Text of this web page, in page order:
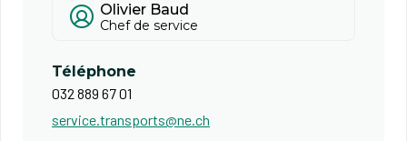
Olivier Baud
Chef de service
Téléphone
032 889 67 01
service.transports@ne.ch